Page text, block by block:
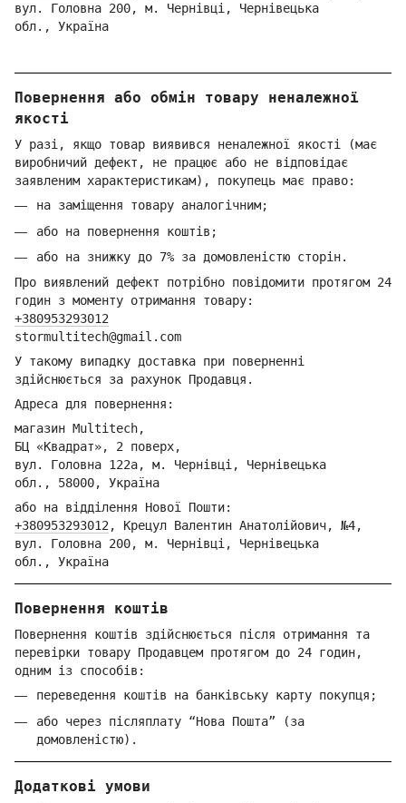
вул. Головна 200, м. Чернівці, Чернівецька
обл., Україна
Повернення або обмін товару неналежної
якості
У разі, якщо товар виявився неналежної якості (має
виробничий дефект, не працює або не відповідає
заявленим характеристикам), покупець має право:
на заміщення товару аналогічним;
або на повернення коштів;
або на знижку до 7% за домовленістю сторін.
Про виявлений дефект потрібно повідомити протягом 24
годин з моменту отримання товару:
+380953293012
stormultitech@gmail.com
У такому випадку доставка при поверненні
здійснюється за рахунок Продавця.
Адреса для повернення:
магазин Multitech,
БЦ «Квадрат», 2 поверх,
вул. Головна 122а, м. Чернівці, Чернівецька
обл., 58000, Україна
або на відділення Нової Пошти:
+380953293012, Крецул Валентин Анатолійович, №4,
вул. Головна 200, м. Чернівці, Чернівецька
обл., Україна
Повернення коштів
Повернення коштів здійснюється після отримання та
перевірки товару Продавцем протягом до 24 годин,
одним із способів:
переведення коштів на банківську карту покупця;
або через післяплату “Нова Пошта” (за
домовленістю).
Додаткові умови